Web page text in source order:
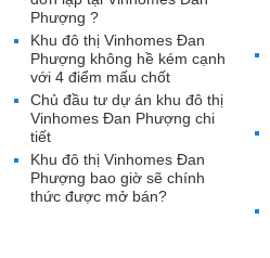
Phượng ?
Khu đô thị Vinhomes Đan
Phượng không hề kém cạnh
với 4 điểm mấu chốt
Chủ đầu tư dự án khu đô thị
Vinhomes Đan Phượng chi
tiết
Khu đô thị Vinhomes Đan
Phượng bao giờ sẽ chính
thức được mở bán?